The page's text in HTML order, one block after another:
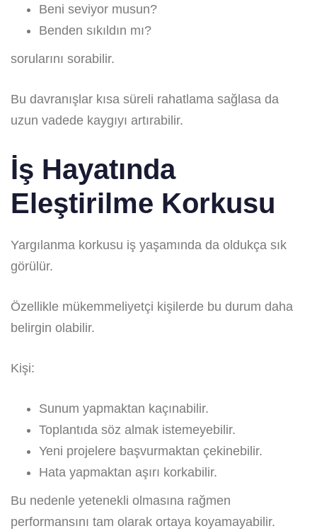
Beni seviyor musun?
Benden sıkıldın mı?
sorularını sorabilir.
Bu davranışlar kısa süreli rahatlama sağlasa da
uzun vadede kaygıyı artırabilir.
İş Hayatında
Eleştirilme Korkusu
Yargılanma korkusu iş yaşamında da oldukça sık
görülür.
Özellikle mükemmeliyetçi kişilerde bu durum daha
belirgin olabilir.
Kişi:
Sunum yapmaktan kaçınabilir.
Toplantıda söz almak istemeyebilir.
Yeni projelere başvurmaktan çekinebilir.
Hata yapmaktan aşırı korkabilir.
Bu nedenle yetenekli olmasına rağmen
performansını tam olarak ortaya koyamayabilir.